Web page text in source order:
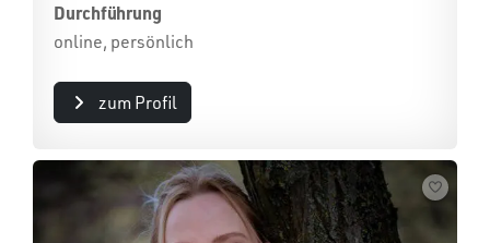
Durchführung
online, persönlich
zum Profil